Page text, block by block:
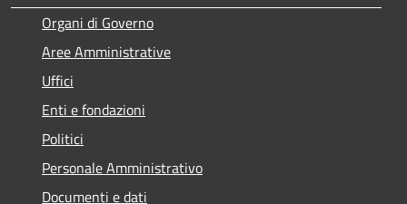
Organi di Governo
Aree Amministrative
Uffici
Enti e fondazioni
Politici
Personale Amministrativo
Documenti e dati